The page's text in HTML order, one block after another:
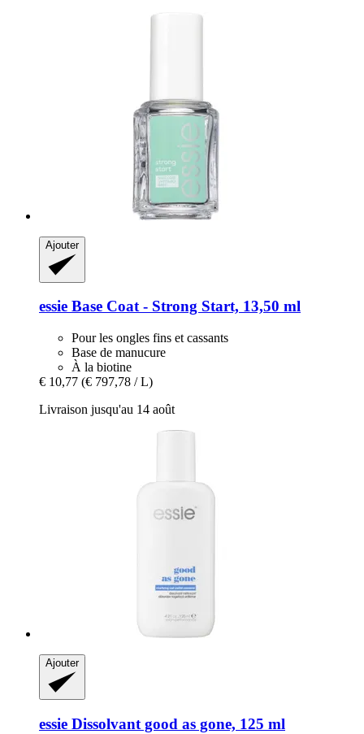
Ajouter
essie Base Coat -​ Strong Start, 13,50 ml
Pour les ongles fins et cassants
Base de manucure
À la biotine
€ 10,77 (€ 797,78 / L)
Livraison jusqu'au 14 août
Ajouter
essie Dissolvant good as gone, 125 ml